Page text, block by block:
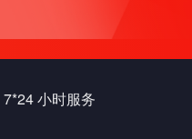
7*24 小时服务